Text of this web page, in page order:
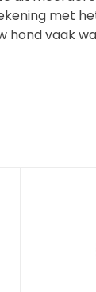
met
hond vaak